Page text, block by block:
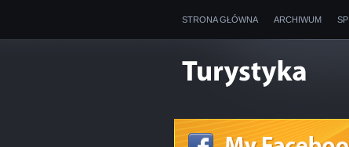
STRONA GŁÓWNA ARCHIWUM